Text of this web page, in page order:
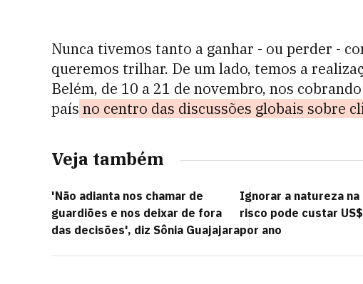
Nunca tivemos tanto a ganhar - ou perder -
queremos trilhar. De um lado, temos a
Belém, de 10 a 21 de novembro, nos
país no centro das discussões globais sobre
Veja também
'Não adianta nos chamar de
guardiões e nos deixar de fora
das decisões', diz Sônia Guajajara
Ignorar a natureza
risco pode custar
por ano